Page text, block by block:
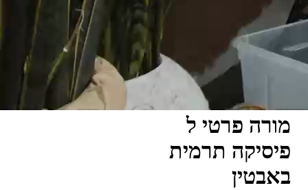
מורה פרטי ל
פיסיקה תרמית
באבטין